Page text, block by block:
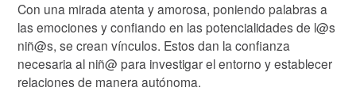
Con una mirada atenta y amorosa, poniendo palabras a
las emociones y confiando en las potencialidades de l@s
niñ@s, se crean vínculos. Estos dan la confianza
necesaria al niñ@ para investigar el entorno y establecer
relaciones de manera autónoma.